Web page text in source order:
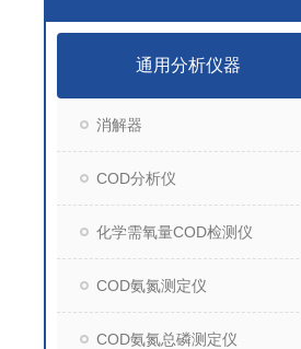
通用分析仪器
消解器
COD分析仪
化学需氧量COD检测仪
COD氨氮测定仪
COD氨氮总磷测定仪